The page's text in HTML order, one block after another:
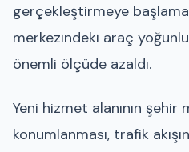
gerçekleştirmeye
merkezindeki araç
önemli ölçüde azaldı.
Yeni hizmet alanının şehir
konumlanması, trafik